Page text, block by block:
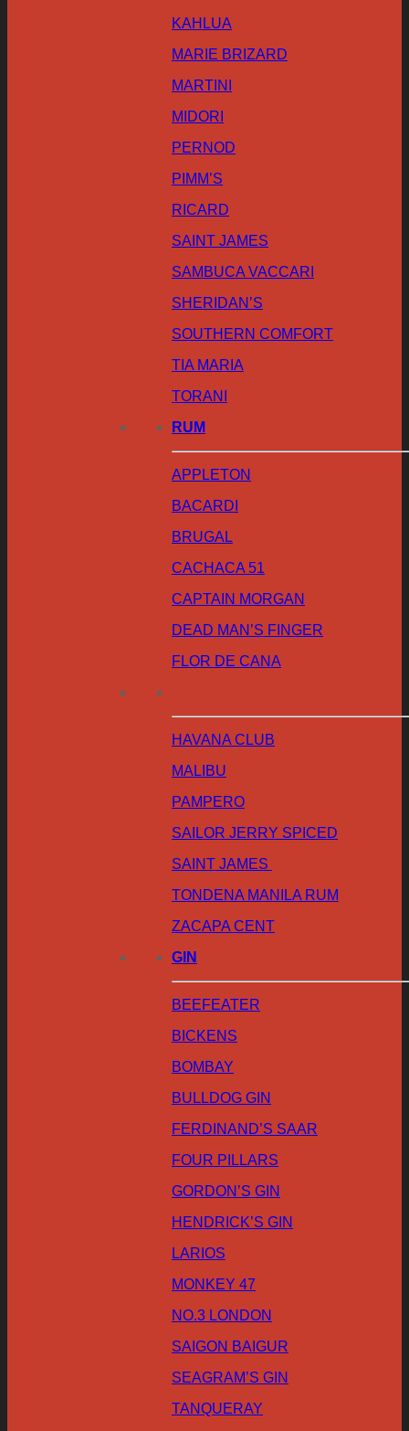
KAHLUA
MARIE BRIZARD
MARTINI
MIDORI
PERNOD
PIMM’S
RICARD
SAINT JAMES
SAMBUCA VACCARI
SHERIDAN’S
SOUTHERN COMFORT
TIA MARIA
TORANI
RUM
APPLETON
BACARDI
BRUGAL
CACHACA 51
CAPTAIN MORGAN
DEAD MAN’S FINGER
FLOR DE CANA
HAVANA CLUB
MALIBU
PAMPERO
SAILOR JERRY SPICED
SAINT JAMES
TONDENA MANILA RUM
ZACAPA CENT
GIN
BEEFEATER
BICKENS
BOMBAY
BULLDOG GIN
FERDINAND’S SAAR
FOUR PILLARS
GORDON’S GIN
HENDRICK’S GIN
LARIOS
MONKEY 47
NO.3 LONDON
SAIGON BAIGUR
SEAGRAM’S GIN
TANQUERAY